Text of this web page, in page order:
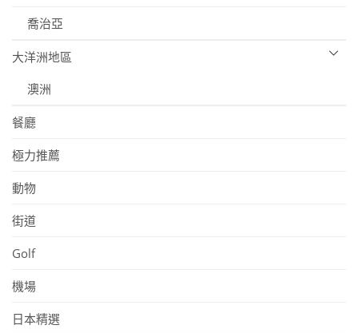
喬治亞
大洋洲地區
澳洲
餐廳
極力推薦
動物
街道
Golf
機場
日本精選